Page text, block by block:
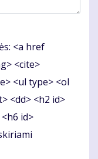
<a href
<cite>
<ul type> <ol
<dd> <h2 id>
id>